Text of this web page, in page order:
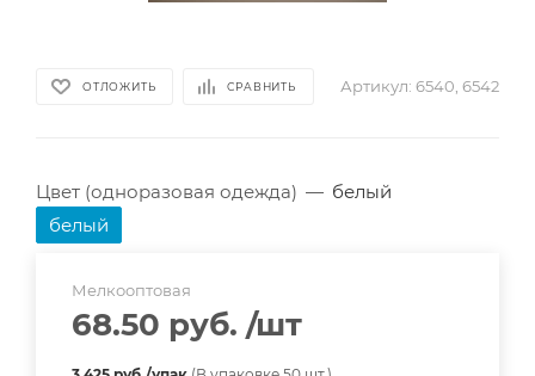
ОТЛОЖИТЬ СРАВНИТЬ Артикул: 6540, 6542
Цвет (одноразовая одежда) — белый
белый
Мелкооптовая
68.50 руб. /шт